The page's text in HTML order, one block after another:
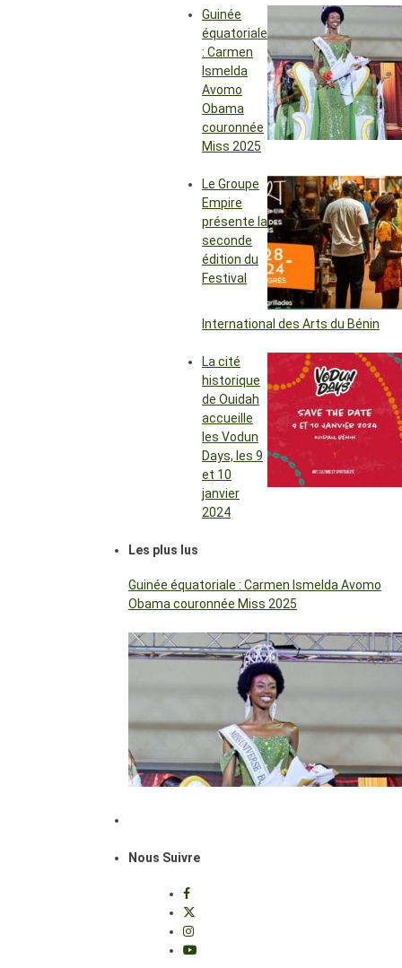
Guinée
équatoriale
: Carmen
Ismelda
Avomo
Obama
couronnée
Miss 2025
Le Groupe
Empire
présente la
seconde
édition du
Festival
International des Arts du Bénin
La cité
historique
de Ouidah
accueille
les Vodun
Days, les 9
et 10
janvier
2024
Les plus lus
Guinée équatoriale : Carmen Ismelda Avomo
Obama couronnée Miss 2025
Nous Suivre